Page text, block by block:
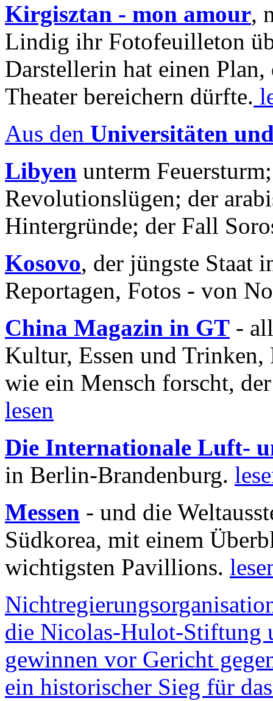
Kirgisztan - mon amour,
Lindig ihr Fotofeuilleton
Darstellerin hat einen Plan,
Theater bereichern dürfte.
Aus den Universitäten
Libyen unterm
Revolutionslügen; der
Hintergründe; der Fall
Kosovo, der jüngste Staat
Reportagen, Fotos - von
China Magazin in GT -
Kultur, Essen und
wie ein Mensch forscht,
lesen
Die Internationale Luft-
in Berlin-Brandenburg.
Messen - und die
Südkorea, mit einem
wichtigsten Pavillions.
die Nicolas-Hulot-Stiftung
gewinnen vor Gericht
ein historischer Sieg für